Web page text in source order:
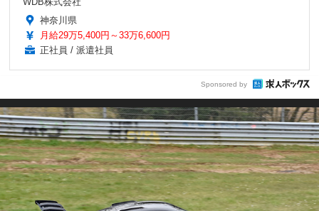
神奈川県
月給29万5,400円～33万6,600円
正社員 / 派遣社員
Sponsored by